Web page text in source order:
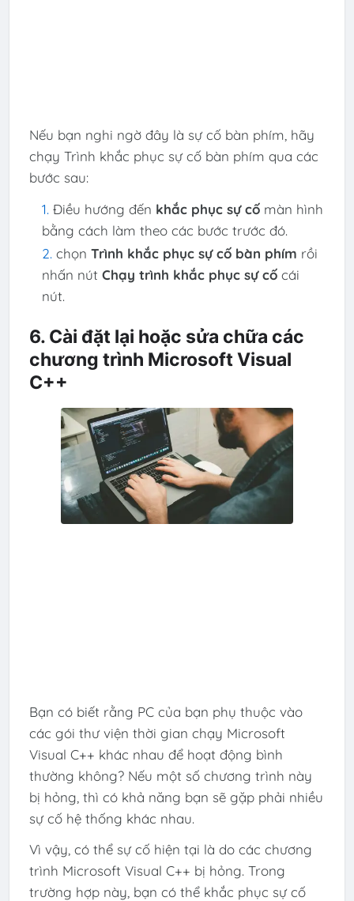
Nếu bạn nghi ngờ đây là sự cố bàn phím, hãy
chạy Trình khắc phục sự cố bàn phím qua các
bước sau:
Điều hướng đến khắc phục sự cốmàn hình
bằng cách làm theo các bước trước đó.
chọn Trình khắc phục sự cố bàn phím rồi
nhấn nút Chạy trình khắc phục sự cốcái
nút.
6. Cài đặt lại hoặc sửa chữa các
chương trình Microsoft Visual
C++
Bạn có biết rằng PC của bạn phụ thuộc vào
các gói thư viện thời gian chạy Microsoft
Visual C++ khác nhau để hoạt động bình
thường không? Nếu một số chương trình này
bị hỏng, thì có khả năng bạn sẽ gặp phải nhiều
sự cố hệ thống khác nhau.
Vì vậy, có thể sự cố hiện tại là do các chương
trình Microsoft Visual C++ bị hỏng. Trong
trường hợp này, bạn có thể khắc phục sự cố